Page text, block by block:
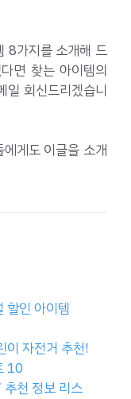
8가지를 소개해 드
면 찾는 아이템의
일 회신드리겠습니
게도 이글을 소개
할인 아이템
이 자전거 추천!
10
천 정보 리스